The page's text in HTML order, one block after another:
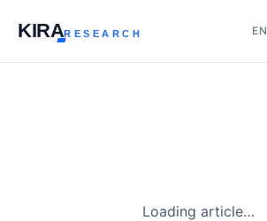
KIRARESEARCH EN
Loading article…